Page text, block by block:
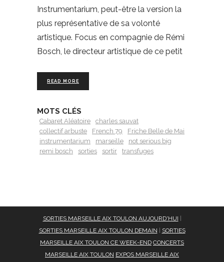
Instrumentarium, peut-être la version la
plus représentative de sa volonté
artistique. Focus en compagnie de Rémi
Bosch, le directeur artistique de ce petit
READ MORE
MOTS CLÉS
Cabaret Aléatoire
charles sauvat
collectif arbuste
French 79
Friche Belle de Mai
instrumentarium
marseille
not serious big
remi bosch
sorties sortir transfuges
SORTIES MARSEILLE AIX TOULON AUJOURD'HUI
SORTIES MARSEILLE AIX TOULON DEMAIN
SORTIES
MARSEILLE AIX TOULON CE WEEK-END CONCERTS
MARSEILLE AIX TOULON EXPOS MARSEILLE AIX